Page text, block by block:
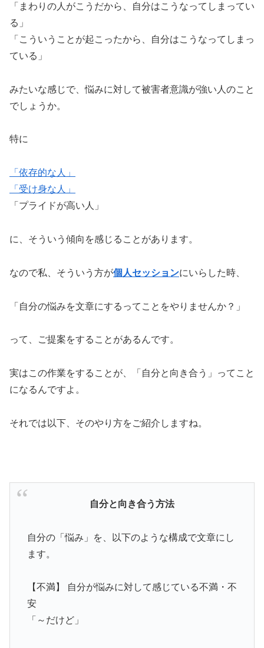
「まわりの人がこうだから、自分はこうなってしまってい
る」
「こういうことが起こったから、自分はこうなってしまっ
ている」
みたいな感じで、悩みに対して被害者意識が強い人のこと
でしょうか。
特に
「依存的な人」
「受け身な人」
「プライドが高い人」
に、そういう傾向を感じることがあります。
なので私、そういう方が個人セッションにいらした時、
「自分の悩みを文章にするってことをやりませんか？」
って、ご提案をすることがあるんです。
実はこの作業をすることが、「自分と向き合う」ってこと
になるんですよ。
それでは以下、そのやり方をご紹介しますね。
自分と向き合う方法
自分の「悩み」を、以下のような構成で文章にし
ます。
【不満】 自分が悩みに対して感じている不満・不
安
「～だけど」